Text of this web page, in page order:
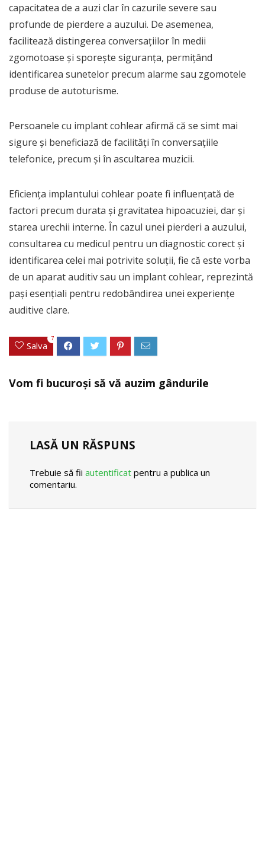
capacitatea de a auzi clar în cazurile severe sau
profunde de pierdere a auzului. De asemenea,
facilitează distingerea conversațiilor în medii
zgomotoase și sporește siguranța, permițând
identificarea sunetelor precum alarme sau zgomotele
produse de autoturisme.
Persoanele cu implant cohlear afirmă că se simt mai
sigure și beneficiază de facilități în conversațiile
telefonice, precum și în ascultarea muzicii.
Eficiența implantului cohlear poate fi influențată de
factori precum durata și gravitatea hipoacuziei, dar și
starea urechii interne. În cazul unei pierderi a auzului,
consultarea cu medicul pentru un diagnostic corect și
identificarea celei mai potrivite soluții, fie că este vorba
de un aparat auditiv sau un implant cohlear, reprezintă
pași esențiali pentru redobândirea unei experiențe
auditive clare.
Salva
7
Vom fi bucuroși să vă auzim gândurile
LASĂ UN RĂSPUNS
Trebuie să fii autentificat pentru a publica un
comentariu.